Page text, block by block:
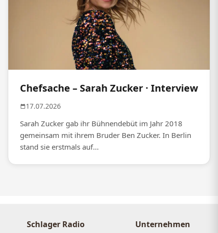
Chefsache – Sarah Zucker · Interview
17.07.2026
Sarah Zucker gab ihr Bühnendebüt im Jahr 2018
gemeinsam mit ihrem Bruder Ben Zucker. In Berlin
stand sie erstmals auf...
Schlager Radio Unternehmen